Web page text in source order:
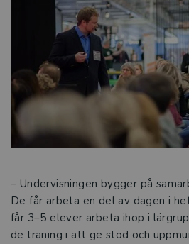
– Undervisningen bygger på
De får arbeta en del av dagen i
får 3–5 elever arbeta ihop i
de träning i att ge stöd och